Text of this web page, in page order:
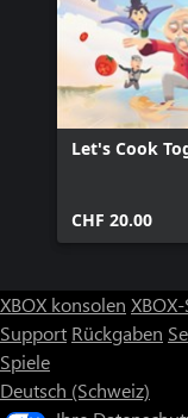
Let's Cook
CHF 20.00
XBOX konsolen
Support Rückgaben
Spiele
Deutsch (Schweiz)